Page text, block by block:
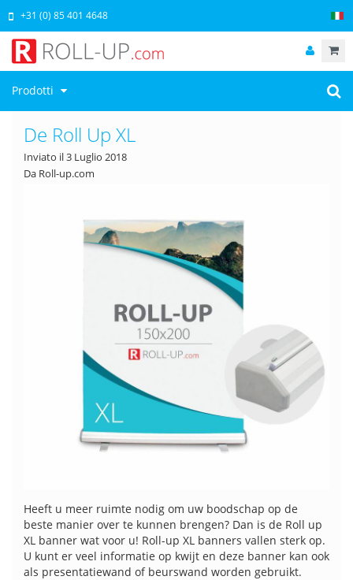
Prodotti
+31 (0) 85 401 4648
De Roll Up XL
Inviato il3 Luglio 2018
Da Roll-up.com
Heeft u meer ruimte nodig om uw boodschap op de
beste manier over te kunnen brengen? Dan is de Roll up
XL banner wat voor u! Roll-up XL banners vallen sterk op.
U kunt er veel informatie op kwijt en deze banner kan ook
als presentatiewand of beurswand worden gebruikt.